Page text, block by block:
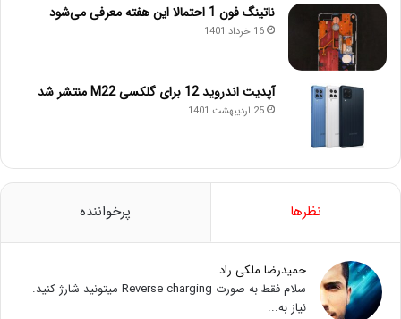
ناتینگ فون 1 احتمالا این هفته معرفی می‌شود
16 خرداد 1401
آپدیت اندروید 12 برای گلکسی M22 منتشر شد
25 اردیبهشت 1401
نظرها پرخواننده
حمیدرضا ملکی راد
سلام فقط به صورت Reverse charging میتونید شارژ کنید.
نیاز به...